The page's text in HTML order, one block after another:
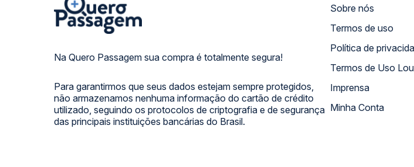
Na Quero Passagem sua compra é totalmente segura!
Para garantirmos que seus dados estejam sempre protegidos,
não armazenamos nenhuma informação do cartão de crédito
utilizado, seguindo os protocolos de criptografia e de segurança
das principais instituições bancárias do Brasil.
Sobre nós
Termos de uso
Política de
Termos de Uso
Imprensa
Minha Conta